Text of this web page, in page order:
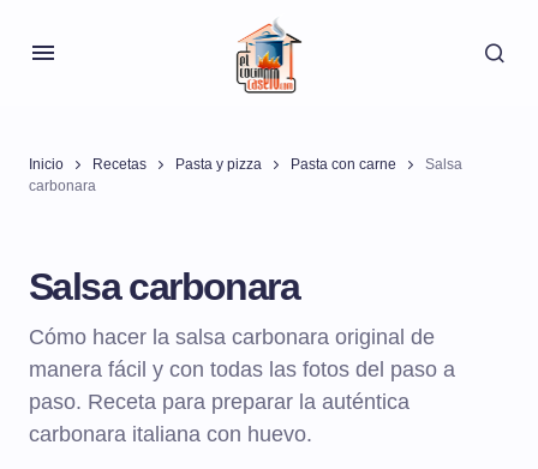
Inicio Recetas Pasta y pizza Pasta con carne
Salsa
carbonara
Salsa carbonara
Cómo hacer la salsa carbonara original de
manera fácil y con todas las fotos del paso a
paso. Receta para preparar la auténtica
carbonara italiana con huevo.